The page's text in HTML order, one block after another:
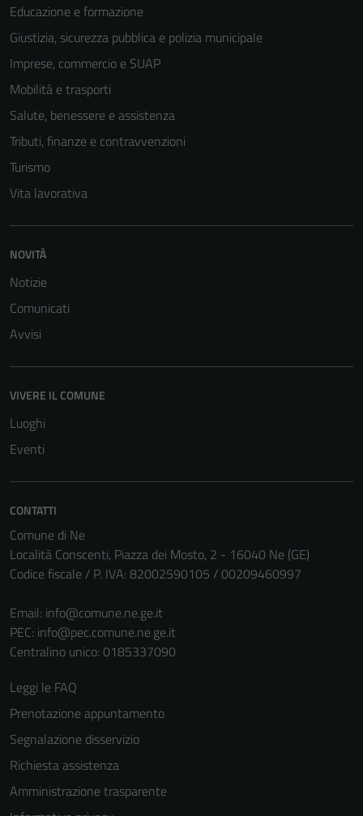
Educazione e formazione
Giustizia, sicurezza pubblica e polizia municipale
Imprese, commercio e SUAP
Mobilità e trasporti
Salute, benessere e assistenza
Tributi, finanze e contravvenzioni
Turismo
Vita lavorativa
NOVITÀ
Notizie
Comunicati
Avvisi
VIVERE IL COMUNE
Luoghi
Eventi
CONTATTI
Comune di Ne
Località Conscenti, Piazza dei Mosto, 2 - 16040 Ne (GE)
Codice fiscale / P. IVA: 82002590105 / 00209460997
Email: info@comune.ne.ge.it
PEC: info@pec.comune.ne.ge.it
Centralino unico: 0185337090
Leggi le FAQ
Prenotazione appuntamento
Segnalazione disservizio
Richiesta assistenza
Amministrazione trasparente
possono
personali.